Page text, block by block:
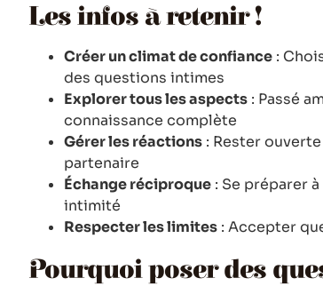
Les infos à retenir !
Créer un climat de confiance :
des questions intimes
Explorer tous les aspects : Passé
connaissance complète
Gérer les réactions : Rester
partenaire
Échange réciproque : Se préparer
intimité
Respecter les limites : Accepter
Pourquoi poser des